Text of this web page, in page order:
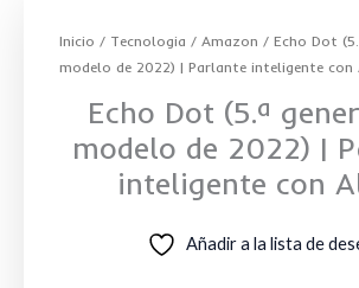
Inicio / Tecnologia / Amazon / Echo Dot
modelo de 2022) | Parlante inteligente con
Echo Dot (5.ª
modelo de 2022) |
inteligente con
Añadir a la lista de